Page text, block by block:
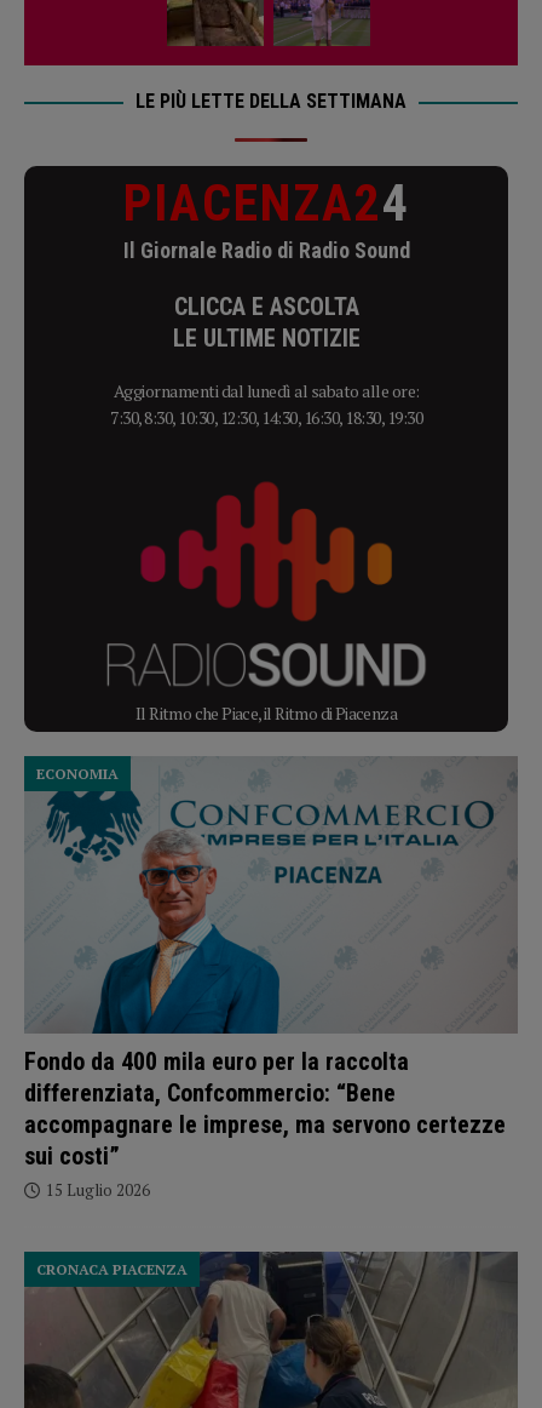
LE PIÙ LETTE DELLA SETTIMANA
PIACENZA24
Il Giornale Radio di Radio Sound
CLICCA E ASCOLTA
LE ULTIME NOTIZIE
Aggiornamenti dal lunedì al sabato alle ore:
7:30, 8:30, 10:30, 12:30, 14:30, 16:30, 18:30, 19:30
Il Ritmo che Piace, il Ritmo di Piacenza
Fondo da 400 mila euro per la raccolta
differenziata, Confcommercio: “Bene
accompagnare le imprese, ma servono certezze
sui costi”
ECONOMIA
15 Luglio 2026
CRONACA PIACENZA